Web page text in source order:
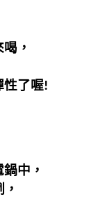
，
性了喔!
中，
，